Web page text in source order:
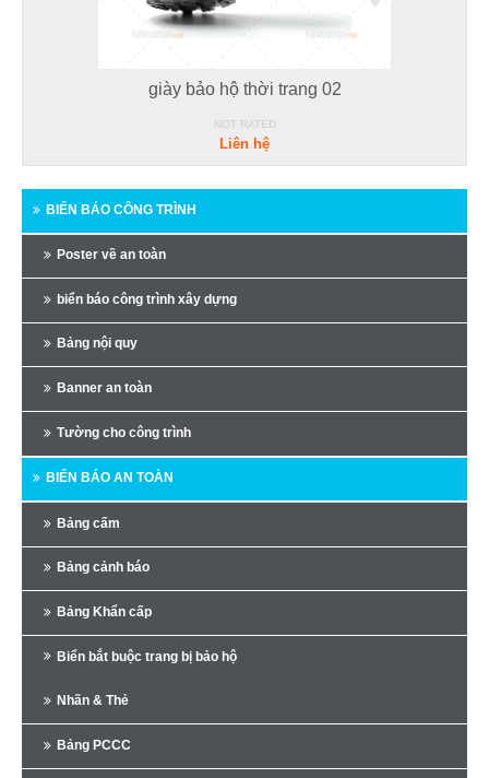
giày bảo hộ thời trang 02
NOT RATED
Liên hệ
BIỂN BÁO CÔNG TRÌNH
Poster về an toàn
biển báo công trình xây dựng
Bảng nội quy
Banner an toàn
Tường cho công trình
BIỂN BÁO AN TOÀN
Bảng cấm
Bảng cảnh báo
Bảng Khẩn cấp
Biển bắt buộc trang bị bảo hộ
Nhãn & Thẻ
Bảng PCCC